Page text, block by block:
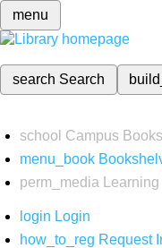
menu
search Search
school Campus
menu_book
perm_media
login Login
how_to_reg Request